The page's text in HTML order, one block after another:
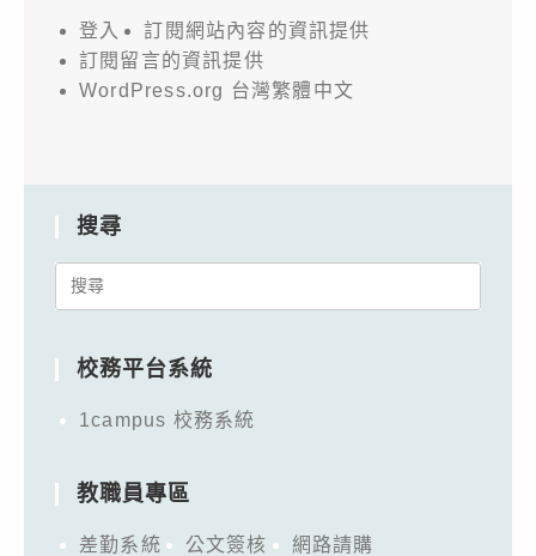
登入
訂閱網站內容的資訊提供
訂閱留言的資訊提供
WordPress.org 台灣繁體中文
搜尋
Search
校務平台系統
1campus 校務系統
教職員專區
差勤系統 公文簽核
網路請購